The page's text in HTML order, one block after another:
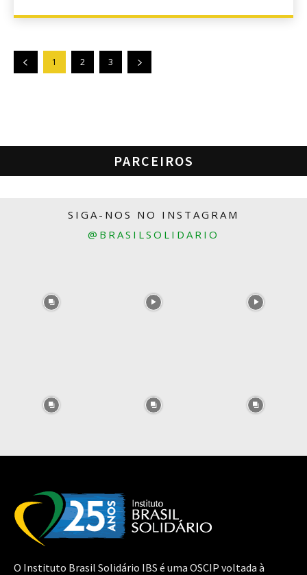
1 2 3
PARCEIROS
SIGA-NOS NO INSTAGRAM
@BRASILSOLIDARIO
O Instituto Brasil Solidário IBS é uma OSCIP voltada à